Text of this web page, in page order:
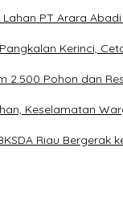
PT Arara
Kerinci,
2.500 Pohon dan
Keselamatan
Riau Bergerak